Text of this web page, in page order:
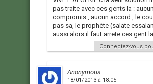
pas traite avec ces gents la : aucun
compromis , aucun accord , le
pas sa, le prophète (salate
aussi alors il faut arrete ces gent la
Connectez-vous
Anonymous
18/01/2013 à 18:05